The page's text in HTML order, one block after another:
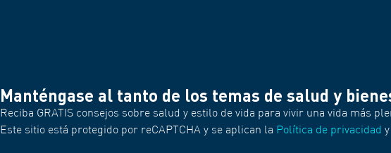
Manténgase al tanto de los temas de salud y
Reciba GRATIS consejos sobre salud y estilo de vida para vivir una vida más
Este sitio está protegido por reCAPTCHA y se aplican la Política de privacidad